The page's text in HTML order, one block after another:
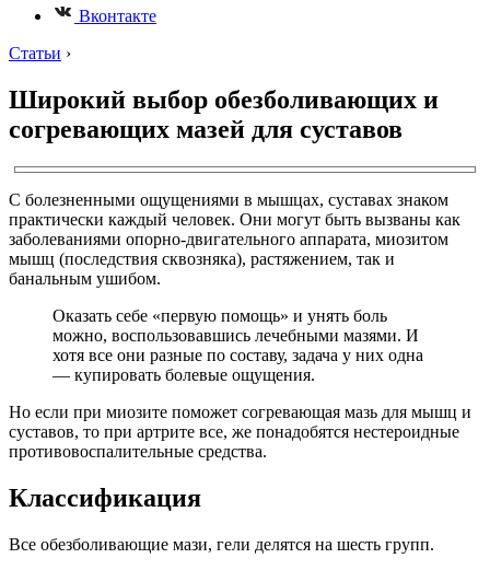
Вконтакте
Статьи ›
Широкий выбор обезболивающих и
согревающих мазей для суставов
С болезненными ощущениями в мышцах, суставах знаком
практически каждый человек. Они могут быть вызваны как
заболеваниями опорно-двигательного аппарата, миозитом
мышц (последствия сквозняка), растяжением, так и
банальным ушибом.
Оказать себе «первую помощь» и унять боль
можно, воспользовавшись лечебными мазями. И
хотя все они разные по составу, задача у них одна
— купировать болевые ощущения.
Но если при миозите поможет согревающая мазь для мышц и
суставов, то при артрите все, же понадобятся нестероидные
противовоспалительные средства.
Классификация
Все обезболивающие мази, гели делятся на шесть групп.